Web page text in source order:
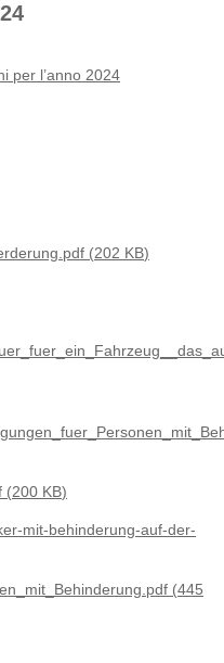
per l’anno 2024
202 KB
200 KB
mit-behinderung-auf-der-
445